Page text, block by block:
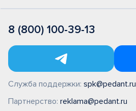
8 (800) 100-39-13
Служба поддержки: spk@pedant.ru
Партнерство: reklama@pedant.ru